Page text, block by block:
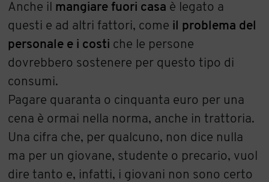
Anche il mangiare fuori casa è legato a
questi e ad altri fattori, come il problema del
personale e i costi che le persone
dovrebbero sostenere per questo tipo di
consumi.
Pagare quaranta o cinquanta euro per una
cena è ormai nella norma, anche in trattoria.
Una cifra che, per qualcuno, non dice nulla
ma per un giovane, studente o precario, vuol
dire tanto e, infatti, i giovani non sono certo